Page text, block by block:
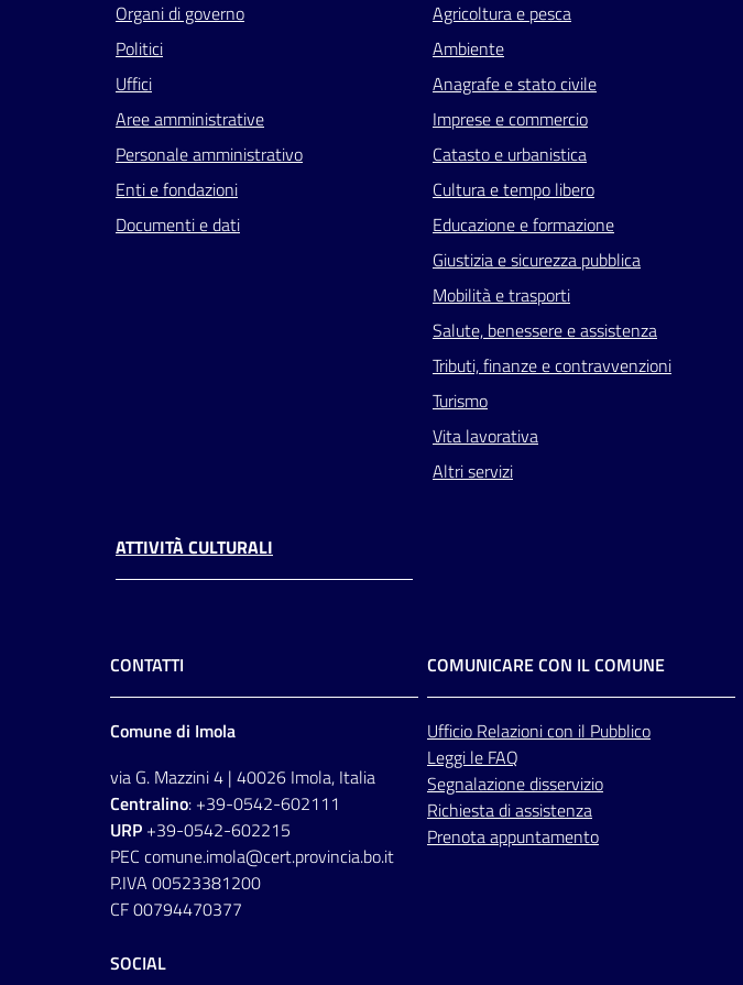
Organi di governo
Politici
Uffici
Aree amministrative
Personale amministrativo
Enti e fondazioni
Documenti e dati
Agricoltura e pesca
Ambiente
Anagrafe e stato civile
Imprese e commercio
Catasto e urbanistica
Cultura e tempo libero
Educazione e formazione
Giustizia e sicurezza pubblica
Mobilità e trasporti
Salute, benessere e assistenza
Tributi, finanze e contravvenzioni
Turismo
Vita lavorativa
Altri servizi
ATTIVITÀ CULTURALI
CONTATTI
Comune di Imola
via G. Mazzini 4 | 40026 Imola, Italia
Centralino: +39-0542-602111
URP +39-0542-602215
PEC comune.imola@cert.provincia.bo.it
P.IVA 00523381200
CF 00794470377
COMUNICARE CON IL COMUNE
Ufficio Relazionicon il Pubblico
Leggi le FAQ
Segnalazione disservizio
Richiesta di assistenza
Prenota appuntamento
SOCIAL